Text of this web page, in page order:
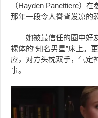
（Hayden Panettiere）
那年一段令人脊背发凉的
她被最信任的圈中好
裸体的“知名男星”床上。
应，对方头枕双手，气定
事。